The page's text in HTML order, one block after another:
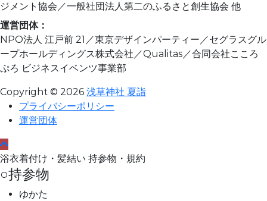
ジメント協会／一般社団法人第二のふるさと創生協会 他
運営団体：
NPO法人 江戸前 21／東京デザインパーティー／セグラスグル
ープホールディングス株式会社／Qualitas／合同会社こころ
ぷろ ビジネスイベンツ事業部
Copyright © 2026 浅草神社 夏詣
プライバシーポリシー
運営団体
浴衣着付け・髪結い 持参物・規約
○持参物
ゆかた